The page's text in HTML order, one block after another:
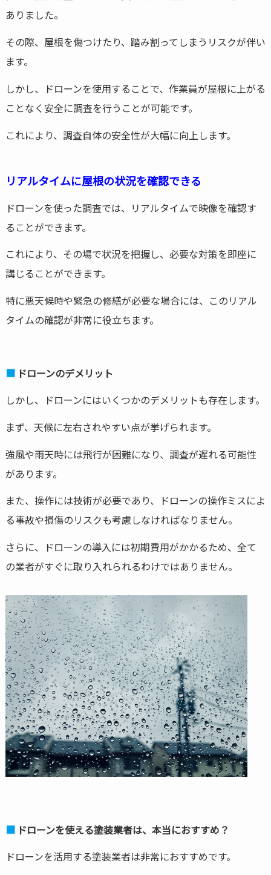
ありました。
その際、屋根を傷つけたり、踏み割ってしまうリスクが伴い
ます。
しかし、ドローンを使用することで、作業員が屋根に上がる
ことなく安全に調査を行うことが可能です。
これにより、調査自体の安全性が大幅に向上します。
リアルタイムに屋根の状況を確認できる
ドローンを使った調査では、リアルタイムで映像を確認す
ることができます。
これにより、その場で状況を把握し、必要な対策を即座に
講じることができます。
特に悪天候時や緊急の修繕が必要な場合には、このリアル
タイムの確認が非常に役立ちます。
ドローンのデメリット
しかし、ドローンにはいくつかのデメリットも存在します。
まず、天候に左右されやすい点が挙げられます。
強風や雨天時には飛行が困難になり、調査が遅れる可能性
があります。
また、操作には技術が必要であり、ドローンの操作ミスによ
る事故や損傷のリスクも考慮しなければなりません。
さらに、ドローンの導入には初期費用がかかるため、全て
の業者がすぐに取り入れられるわけではありません。
ドローンを使える塗装業者は、本当におすすめ？
ドローンを活用する塗装業者は非常におすすめです。